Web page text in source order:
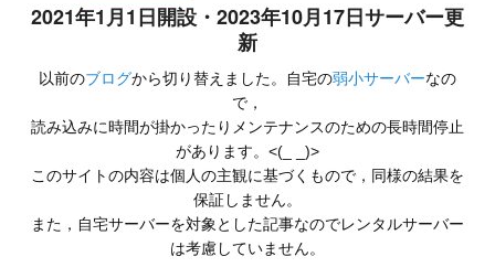
2021年1月1日開設・2023年10月17日サーバー更
新
以前のブログから切り替えました。自宅の弱小サーバーなの
で，
読み込みに時間が掛かったりメンテナンスのための長時間停止
があります。<(_ _)>
このサイトの内容は個人の主観に基づくもので，同様の結果を
保証しません。
また，自宅サーバーを対象とした記事なのでレンタルサーバー
は考慮していません。